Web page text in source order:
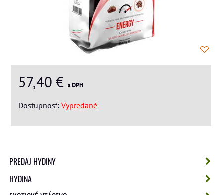
57,40 € s DPH
Dostupnosť: Vypredané
PREDAJ HYDINY
HYDINA